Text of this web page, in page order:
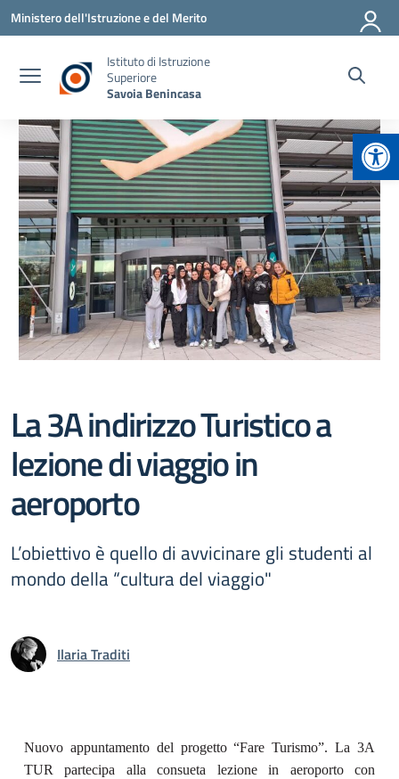
Vai ai contenuti
Vai al menu di navigazione
Vai al footer
Ministero dell'Istruzione e del Merito
Istituto di Istruzione
Superiore
Savoia Benincasa
La 3A indirizzo Turistico a
lezione di viaggio in
aeroporto
L’obiettivo è quello di avvicinare gli studenti al
mondo della “cultura del viaggio"
Ilaria Traditi
Nuovo appuntamento del progetto “Fare Turismo”. La 3A
TUR partecipa alla consueta lezione in aeroporto con